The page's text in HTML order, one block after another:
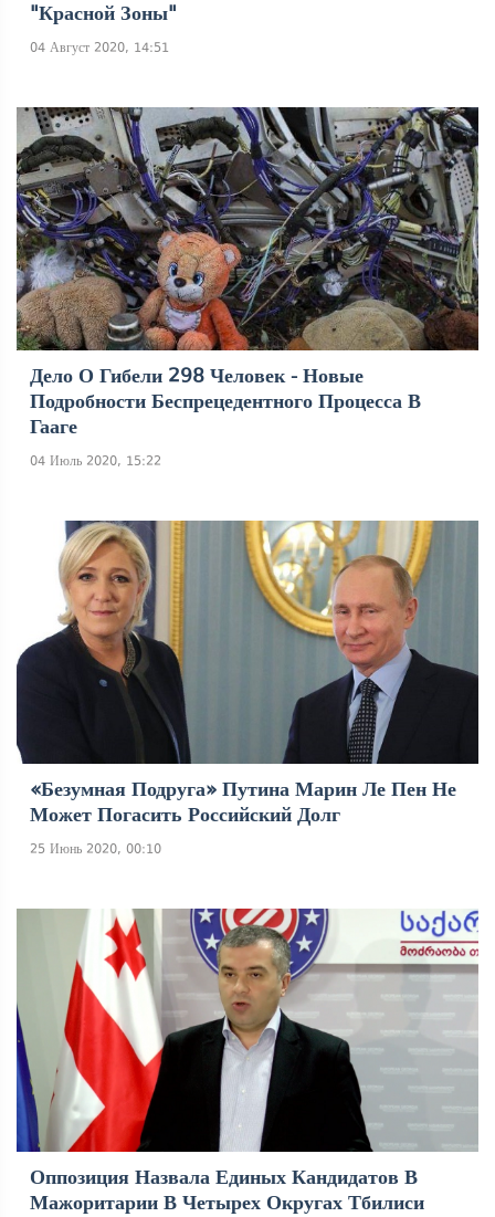
"красной Зоны"
04 Август 2020, 14:51
Дело О Гибели 298 Человек - Новые
Подробности Беспрецедентного Процесса В
Гааге
04 Июль 2020, 15:22
«Безумная Подруга» Путина Марин Ле Пен Не
Может Погасить Российский Долг
25 Июнь 2020, 00:10
Оппозиция Назвала Единых Кандидатов В
Мажоритарии В Четырех Округах Тбилиси